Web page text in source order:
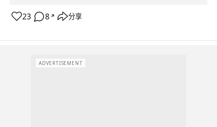
23 8 ↗ 分享
ADVERTISEMENT